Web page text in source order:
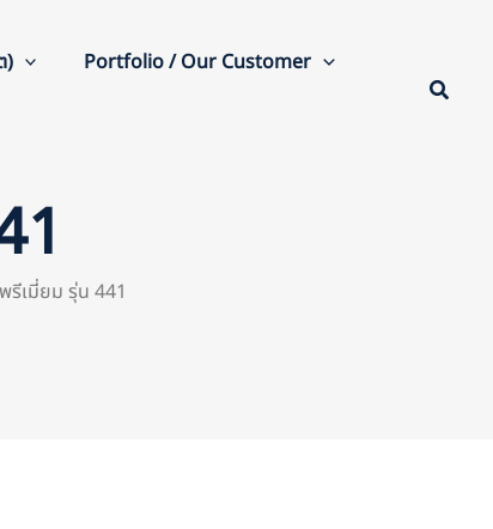
) Portfolio / Our Customer
รีเมี่ยม รุ่น 441